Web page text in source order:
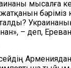
мысалға
бәріміз
– деп,
Армениядан